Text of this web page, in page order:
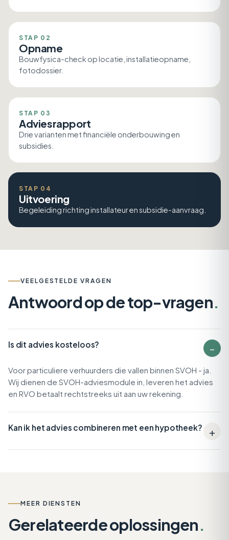
STAP 02
Opname
Bouwfysica-check op locatie, installatieopname,
fotodossier.
STAP 03
Adviesrapport
Drie varianten met financiële onderbouwing en
subsidies.
STAP 04
Uitvoering
Begeleiding richting installateur en subsidie-aanvraag.
VEELGESTELDE VRAGEN
Antwoord op de top-vragen.
Is dit advies kosteloos?
Voor particuliere verhuurders die vallen binnen SVOH - ja.
Wij dienen de SVOH-adviesmodule in, leveren het advies
en RVO betaalt rechtstreeks uit aan uw rekening.
Kan ik het advies combineren met een hypotheek?
MEER DIENSTEN
Gerelateerde oplossingen.